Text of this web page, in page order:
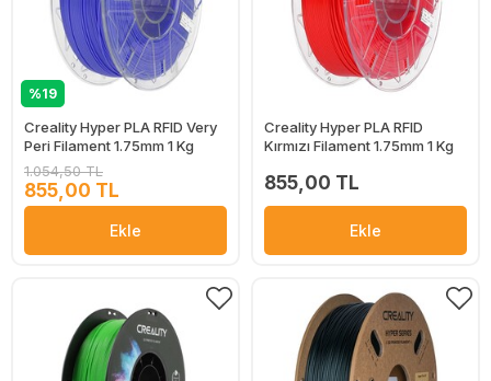
%19
Creality Hyper PLA RFID Very
Peri Filament 1.75mm 1 Kg
1.054,50 TL
855,00 TL
Ekle
Creality Hyper PLA RFID
Kırmızı Filament 1.75mm 1 Kg
855,00 TL
Ekle